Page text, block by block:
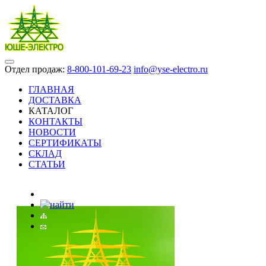
Отдел продаж: 8-800-101-69-23 info@yse-electro.ru
ГЛАВНАЯ
ДОСТАВКА
КАТАЛОГ
КОНТАКТЫ
НОВОСТИ
СЕРТИФИКАТЫ
СКЛАД
СТАТЬИ